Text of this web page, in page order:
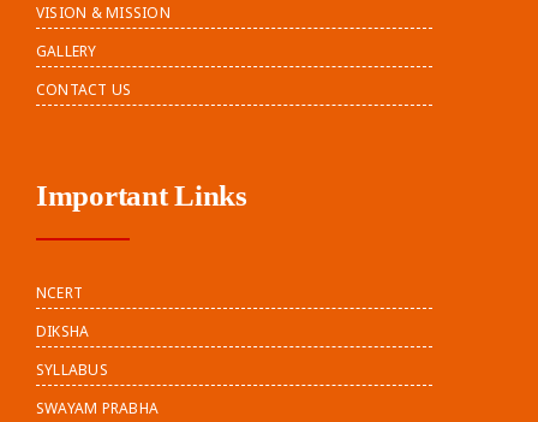
VISION & MISSION
GALLERY
CONTACT US
Important Links
NCERT
DIKSHA
SYLLABUS
SWAYAM PRABHA